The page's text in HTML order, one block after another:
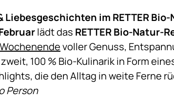
Liebesgeschichten im RETTER
lädt das RETTER Bio-Natur-
voller Genuss,
100 % Bio-Kulinarik in Form
die den Alltag in weite Ferne
Person